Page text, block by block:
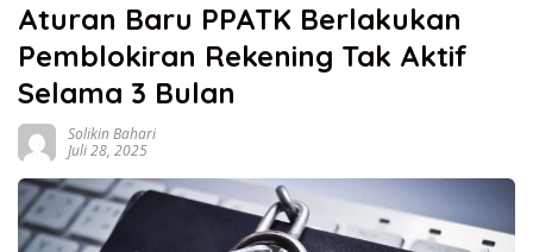
Aturan Baru PPATK Berlakukan
Pemblokiran Rekening Tak Aktif
Selama 3 Bulan
Solikin Bahari
Juli 28, 2025